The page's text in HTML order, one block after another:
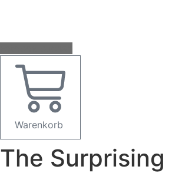
Warenkorb
The Surprising